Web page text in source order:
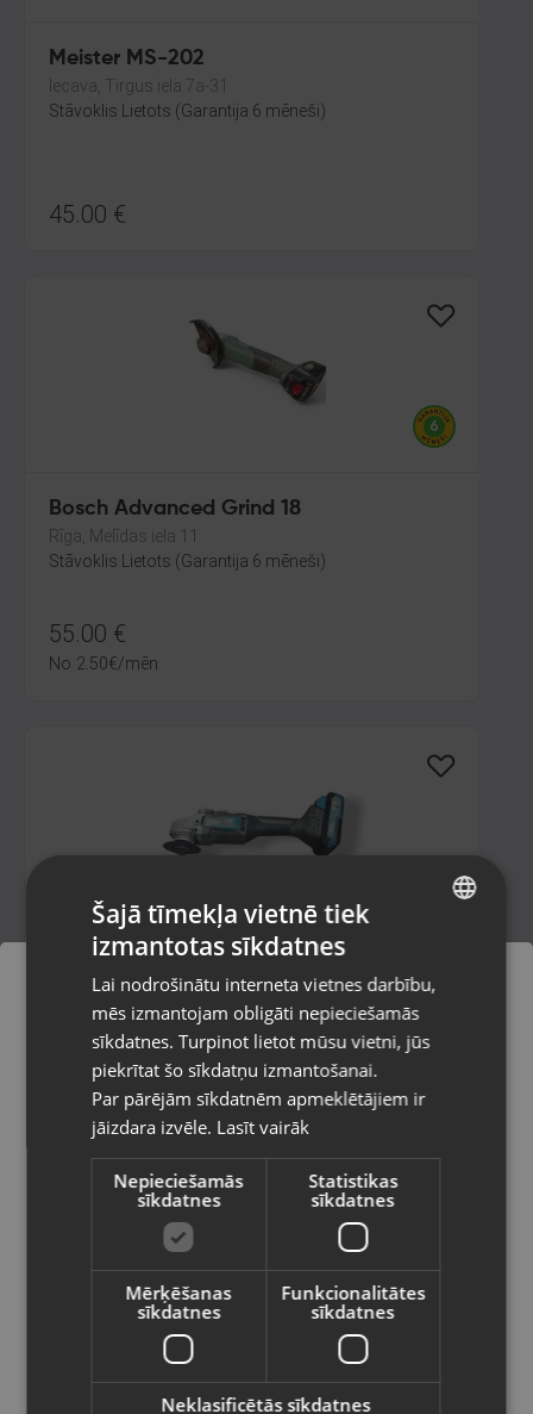
Meister MS-202
Iecava, Tirgus iela 7a-31
Stāvoklis Lietots (Garantija 6 mēneši)
45.00 €
Bosch Advanced Grind 18
Rīga, Melīdas iela 11
Stāvoklis Lietots (Garantija 6 mēneši)
55.00 €
No 2.50€/mēn.
Besk SOM-WYTO1-18Li-125
Dobele, Baznīcas iela 4a
Stāvoklis Lietots (Garantija 6 mēneši)
60.00€
/mēn.
Dnipro GL-240
Pasūtījumi tiks piegādāti uz
izvēlēto valsti
Vietnes saturs būs attēlots izvēlētajā
valodā
Valsts
Latviešu / Latvian
RUSSIAN
Šajā tīmekļa vietnē tiek
izmantotas sīkdatnes
Lai nodrošinātu interneta vietnes darbību,
mēs izmantojam obligāti nepieciešamās
sīkdatnes. Turpinot lietot mūsu vietni, jūs
piekrītat šo sīkdatņu izmantošanai.
Par pārējām sīkdatnēm apmeklētājiem ir
jāizdara izvēle. Lasīt vairāk
Nepieciešamās
sīkdatnes
Statistikas
sīkdatnes
Mērķēšanas
sīkdatnes
Funkcionalitātes
sīkdatnes
Neklasificētās sīkdatnes